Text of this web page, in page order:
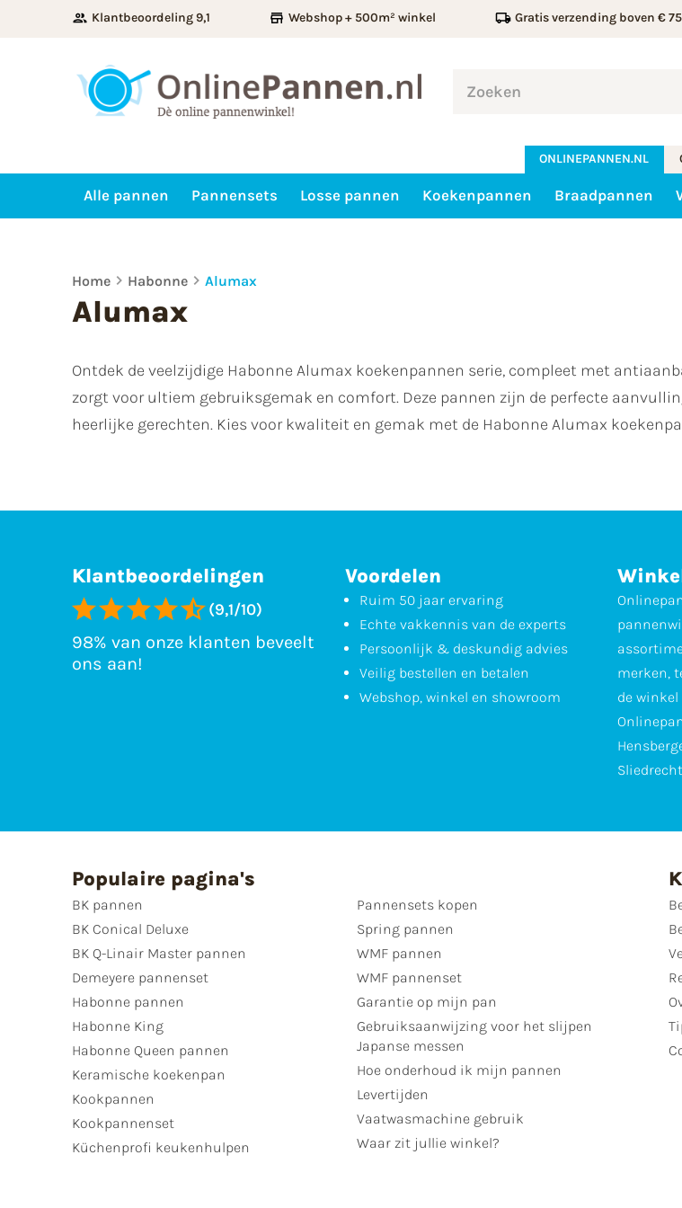
Klantbeoordeling 9,1 Webshop + 500m² winkel Gratis verzending boven €
ONLINEPANNEN.NL
Alle pannen Pannensets Losse pannen Koekenpannen Braadpannen
Home Habonne Alumax
Alumax
Ontdek de veelzijdige Habonne Alumax koekenpannen serie, compleet met
zorgt voor ultiem gebruiksgemak en comfort. Deze pannen zijn de perfecte
heerlijke gerechten. Kies voor kwaliteit en gemak met de Habonne Alumax
Klantbeoordelingen
(9,1/10)
98% van onze klanten beveelt
ons aan!
Voordelen
Ruim 50 jaar ervaring
Echte vakkennis van de experts
Persoonlijk & deskundig advies
Veilig bestellen en betalen
Webshop, winkel en showroom
merken,
de
Populaire pagina's
BK pannen
BK Conical Deluxe
BK Q-Linair Master pannen
Demeyere pannenset
Habonne pannen
Habonne King
Habonne Queen pannen
Keramische koekenpan
Kookpannen
Kookpannenset
Küchenprofi keukenhulpen
Pannensets kopen
Spring pannen
WMF pannen
WMF pannenset
Garantie op mijn pan
Gebruiksaanwijzing voor het slijpen
Japanse messen
Hoe onderhoud ik mijn pannen
Levertijden
Vaatwasmachine gebruik
Waar zit jullie winkel?